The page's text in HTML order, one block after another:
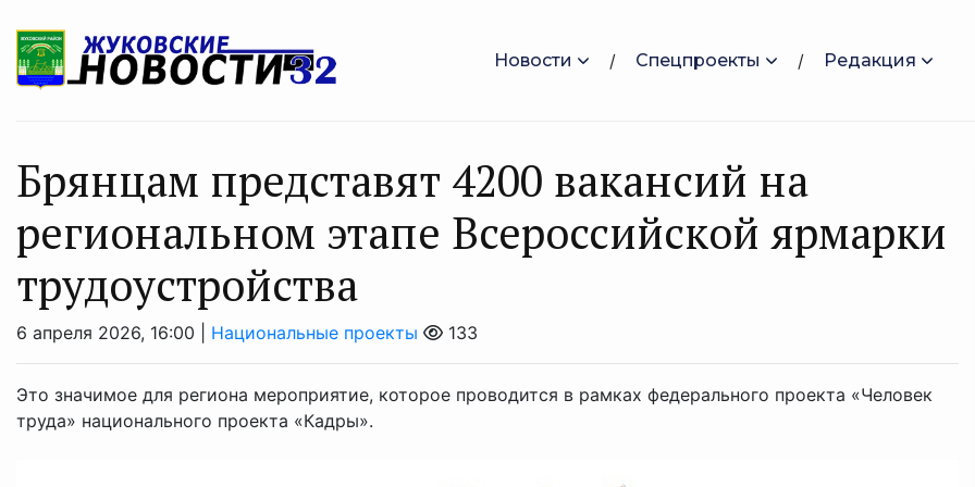
Новости Спецпроекты Редакция
Брянцам представят 4200 вакансий на
региональном этапе Всероссийской ярмарки
трудоустройства
6 апреля 2026, 16:00 | Национальные проекты 133
Это значимое для региона мероприятие, которое проводится в рамках федерального проекта «Человек
труда» национального проекта «Кадры».